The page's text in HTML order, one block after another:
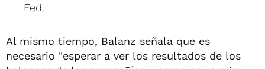
Fed.
Al mismo tiempo, Balanz señala que es
necesario "esperar a ver los resultados de los